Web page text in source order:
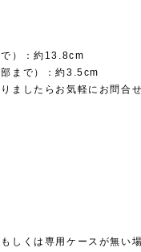
）：約13.8cm
まで）：約3.5cm
ましたらお気軽にお問合
しくは専用ケースが無い